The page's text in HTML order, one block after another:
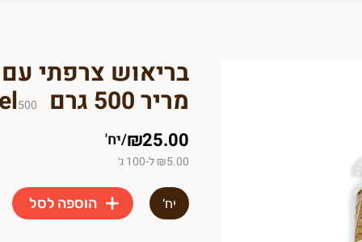
בריאוש צרפתי
מריר 500 גרם Liel 500
₪25.00
/יח'
₪5.00 ל-100 ג׳
יח' הוספה לסל